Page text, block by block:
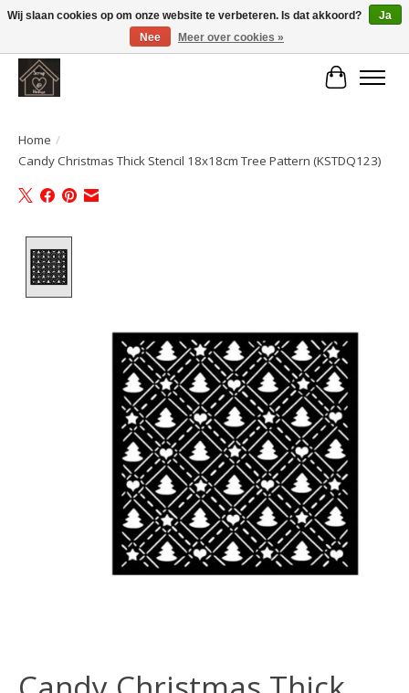
Large selection of products and fast shipping!
Home /
Candy Christmas Thick Stencil 18x18cm Tree Pattern (KSTDQ123)
Wij slaan cookies op om onze website te verbeteren. Is dat akkoord?
Ja
Nee
Meer over cookies »